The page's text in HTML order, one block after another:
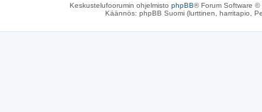
Keskustelufoorumin ohjelmisto phpBB® Forum Software ©
Käännös: phpBB Suomi (lurttinen, harritapio,